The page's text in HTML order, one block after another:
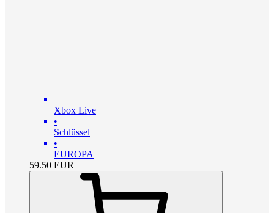
Xbox Live
•
Schlüssel
•
EUROPA
59.50 EUR